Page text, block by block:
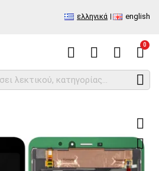
ελληνικά english
0
LCD Samsung Galaxy TAB ACTIVE5 8.0 5G